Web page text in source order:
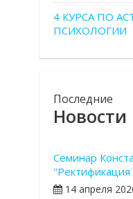
4 КУРСА ПО
ПСИХОЛОГИИ
Последние
Новости
Семинар
"Ректификация
14 апреля